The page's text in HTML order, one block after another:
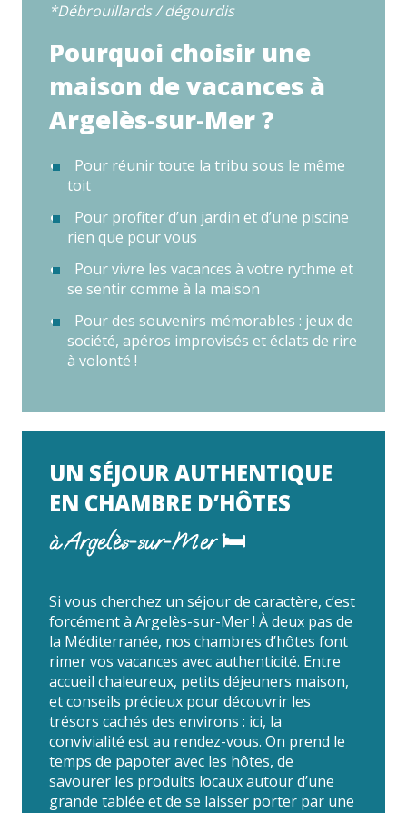
*Débrouillards / dégourdis
Pourquoi choisir une
maison de vacances à
Argelès-sur-Mer ?
Pour réunir toute la tribu sous le même
toit
Pour profiter d’un jardin et d’une piscine
rien que pour vous
Pour vivre les vacances à votre rythme et
se sentir comme à la maison
Pour des souvenirs mémorables : jeux de
société, apéros improvisés et éclats de rire
à volonté !
UN SÉJOUR AUTHENTIQUE
EN CHAMBRE D’HÔTES
à Argelès-sur-Mer 🛏
Si vous cherchez un séjour de caractère, c’est
forcément à Argelès-sur-Mer ! À deux pas de
la Méditerranée, nos chambres d’hôtes font
rimer vos vacances avec authenticité. Entre
accueil chaleureux, petits déjeuners maison,
et conseils précieux pour découvrir les
trésors cachés des environs : ici, la
convivialité est au rendez-vous. On prend le
temps de papoter avec les hôtes, de
savourer les produits locaux autour d’une
grande tablée et de se laisser porter par une